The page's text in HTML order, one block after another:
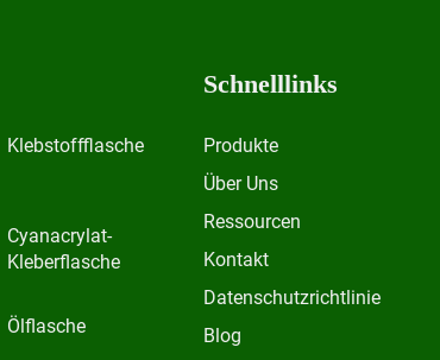
Klebstoffflasche
Cyanacrylat-
Kleberflasche
Ölflasche
Schnelllinks
Produkte
Über Uns
Ressourcen
Kontakt
Datenschutzrichtlinie
Blog